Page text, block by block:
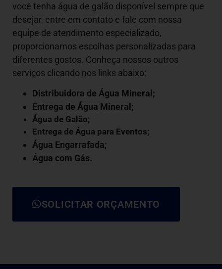
você tenha água de galão disponível sempre que
desejar, entre em contato e fale com nossa
equipe de atendimento especializado,
proporcionamos escolhas personalizadas para
diferentes gostos. Conheça nossos outros
serviços clicando nos links abaixo:
Distribuidora de Água Mineral;
Entrega de Água Mineral;
Água de Galão;
Entrega de Água para Eventos;
Água Engarrafada;
Água com Gás.
SOLICITAR ORÇAMENTO